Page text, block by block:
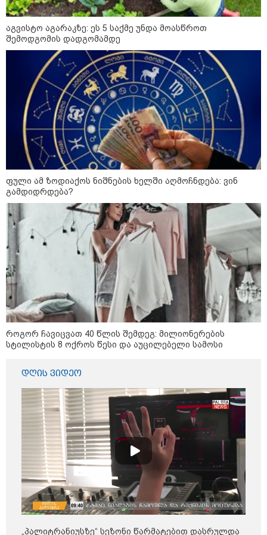
"გამოდი გარეთ, შე, ნა***რო...
კიდევ დაგარტყამ" - ვრცელდება
ფიზიკური და სიტყვიერი
დაპირისპირების კადრები
სუპერმარკეტიდან
"ბოლო წამებზე ნამდვილად ისმის
განწირული ხმა: “კახა, არ
მიმატოვო, გეხვეწები” - რა წერს
და რა ვიდეოს აქვეყნებს
ადვოკატი, ტარიელ კაკაბაძე?
ვრცელდება მკვლელობის
მომენტში გადაღებული უმძიმესი
ვიდეო: კადრებში ჩანს, როგორ
ლაივის დროს - რას ამბობს
მომხდარზე მექსიკის პოლიცია
11:40 / 07-08-2026
"დაკავებულია 3 პირი, რომლებიც
აგვისტო აგარაკზე: ეს 5 საქმე უნდა მოასწროთ
შემოდგომის დადგომამდე
ფული ამ ზოდიაქოს ნიშნების ხელში აღმოჩნდება: ვინ
გამდიდრდება?
როგორ ჩავიცვათ 40 წლის შემდეგ: მილიონერების
სტილისტის 8 ოქროს წესი და აუცილებელი სამოსი
დღის ვიდეო
„პალიტრანიუსზე“ სეზონი წარმატებით დასრულდა